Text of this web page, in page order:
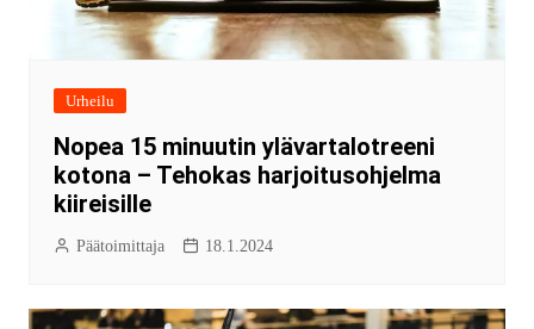
Urheilu
Nopea 15 minuutin ylävartalotreeni
kotona – Tehokas harjoitusohjelma
kiireisille
Päätoimittaja 18.1.2024